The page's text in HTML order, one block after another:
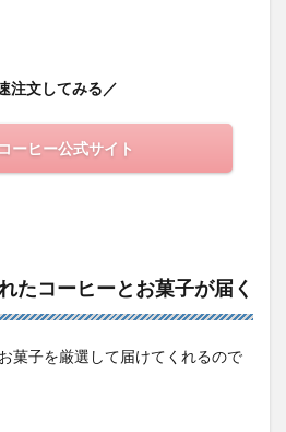
注文してみる／
ーヒー公式サイト
たコーヒーとお菓子が届く
菓子を厳選して届けてくれるので